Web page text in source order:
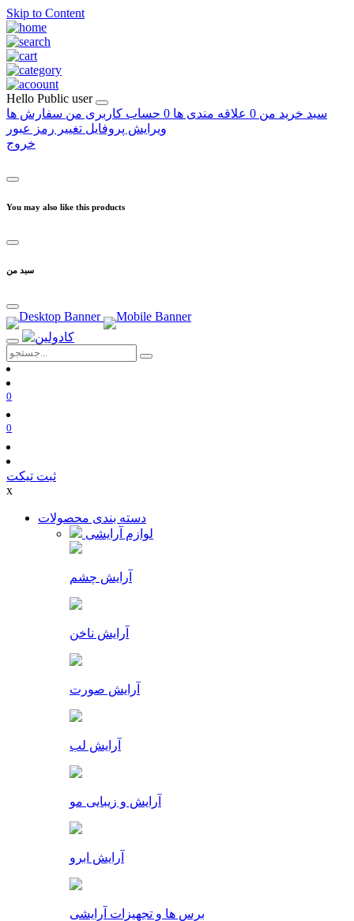
Skip to Content
Hello Public user
سبد خرید من 0 علاقه مندی ها 0 حساب کاربری من سفارش ها
ویرایش پروفایل تغییر رمز عبور
خروج
You may also like this products
سبد من
0
0
ثبت تیکت
x
دسته بندی محصولات
لوازم آرایشی
آرایش چشم
آرایش ناخن
آرایش صورت
آرایش لب
آرایش و زیبایی مو
آرایش ابرو
برس ها و تجهیزات آرایشی